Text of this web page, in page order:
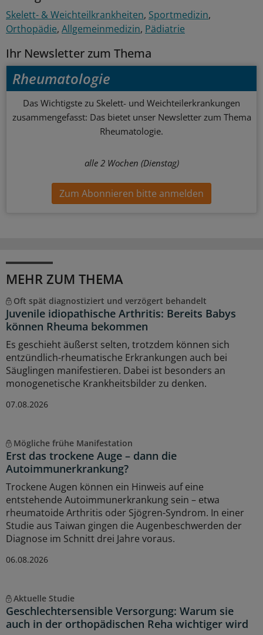
Skelett- & Weichteilkrankheiten Sportmedizin
Orthopädie Allgemeinmedizin Pädiatrie
Ihr Newsletter zum Thema
Rheumatologie
Das Wichtigste zu Skelett- und Weichteilerkrankungen
zusammengefasst: Das bietet unser Newsletter zum Thema
Rheumatologie.
alle 2 Wochen (Dienstag)
Zum Abonnieren bitte anmelden
MEHR ZUM THEMA
Oft spät diagnostiziert und verzögert behandelt
Juvenile idiopathische Arthritis: Bereits Babys
können Rheuma bekommen
Es geschieht äußerst selten, trotzdem können sich
entzündlich-rheumatische Erkrankungen auch bei
Säuglingen manifestieren. Dabei ist besonders an
monogenetische Krankheitsbilder zu denken.
07.08.2026
Mögliche frühe Manifestation
Erst das trockene Auge – dann die
Autoimmunerkrankung?
Trockene Augen können ein Hinweis auf eine
entstehende Autoimmunerkrankung sein – etwa
rheumatoide Arthritis oder Sjögren-Syndrom. In einer
Studie aus Taiwan gingen die Augenbeschwerden der
Diagnose im Schnitt drei Jahre voraus.
06.08.2026
Aktuelle Studie
Geschlechtersensible Versorgung: Warum sie
auch in der orthopädischen Reha wichtiger wird